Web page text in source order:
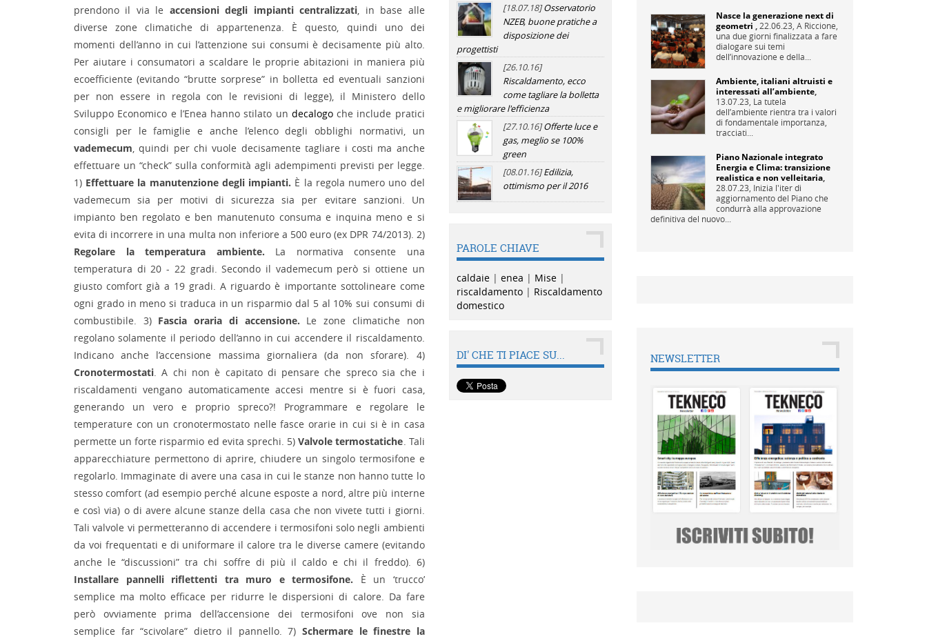
prendono il via le accensioni degli impianti centralizzati, in base alle
diverse zone climatiche di appartenenza. È questo, quindi uno dei
momenti dell’anno in cui l’attenzione sui consumi è decisamente più alto.
Per aiutare i consumatori a scaldare le proprie abitazioni in maniera più
ecoefficiente (evitando “brutte sorprese” in bolletta ed eventuali sanzioni
per non essere in regola con le revisioni di legge), il Ministero dello
Sviluppo Economico e l’Enea hanno stilato un decalogoche include pratici
consigli per le famiglie e anche l’elenco degli obblighi normativi, un
vademecum, quindi per chi vuole decisamente tagliare i costi ma anche
effettuare un “check” sulla conformità agli adempimenti previsti per legge.
1) Effettuare la manutenzione degli impianti. È la regola numero uno del
vademecum sia per motivi di sicurezza sia per evitare sanzioni. Un
impianto ben regolato e ben manutenuto consuma e inquina meno e si
evita di incorrere in una multa non inferiore a 500 euro (ex DPR 74/2013). 2)
Regolare la temperatura ambiente. La normativa consente una
temperatura di 20 - 22 gradi. Secondo il vademecum però si ottiene un
giusto comfort già a 19 gradi. A riguardo è importante sottolineare come
ogni grado in meno si traduca in un risparmio dal 5 al 10% sui consumi di
combustibile. 3) Fascia oraria di accensione. Le zone climatiche non
regolano solamente il periodo dell’anno in cui accendere il riscaldamento.
Indicano anche l’accensione massima giornaliera (da non sforare). 4)
Cronotermostati. A chi non è capitato di pensare che spreco sia che i
riscaldamenti vengano automaticamente accesi mentre si è fuori casa,
generando un vero e proprio spreco?! Programmare e regolare le
temperature con un cronotermostato nelle fasce orarie in cui si è in casa
permette un forte risparmio ed evita sprechi. 5)Valvole termostatiche. Tali
apparecchiature permettono di aprire, chiudere un singolo termosifone e
regolarlo. Immaginate di avere una casa in cui le stanze non hanno tutte lo
stesso comfort (ad esempio perché alcune esposte a nord, altre più interne
e così via) o di avere alcune stanze della casa che non vivete tutti i giorni.
Tali valvole vi permetteranno di accendere i termosifoni solo negli ambienti
da voi frequentati e di uniformare il calore tra le diverse camere (evitando
anche le “discussioni” tra chi soffre di più il caldo e chi il freddo). 6)
Installare pannelli riflettenti tra muro e termosifone. È un ‘trucco’
semplice ma molto efficace per ridurre le dispersioni di calore. Da fare
però ovviamente prima dell’accensione dei termosifoni ove non sia
semplice far “scivolare” dietro il pannello. 7) Schermare le finestre la
[18.07.18]Osservatorio
NZEB, buone pratiche a
disposizione dei
progettisti
[26.10.16]
Riscaldamento, ecco
come tagliare la bolletta
e migliorare l'efficienza
[27.10.16]Offerte luce e
gas, meglio se 100%
green
[08.01.16]Edilizia,
ottimismo per il 2016
PAROLE CHIAVE
caldaie| enea | Mise|
riscaldamento| Riscaldamento
domestico
DI' CHE TI PIACE SU...
Nasce la generazione next di
geometri , 22.06.23, A Riccione,
una due giorni finalizzata a fare
dialogare sui temi
dell’innovazione e della...
Ambiente, italiani altruisti e
interessati all’ambiente,
13.07.23, La tutela
dell’ambiente rientra tra i valori
di fondamentale importanza,
tracciati...
Piano Nazionale integrato
Energia e Clima: transizione
realistica e non velleitaria,
28.07.23, Inizia l'iter di
aggiornamento del Piano che
condurrà alla approvazione
definitiva del nuovo...
NEWSLETTER